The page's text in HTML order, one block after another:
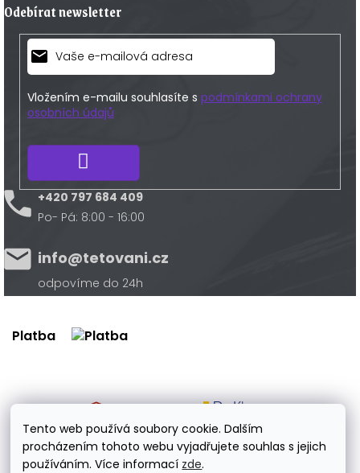
Tento web používá soubory cookie. Dalším
procházením tohoto webu vyjadřujete souhlas s jejich
používáním. Více informací zde.
Odebírat newsletter
Vložením e-mailu souhlasíte s podmínkami ochrany
osobních údajů
se
+420 797 684 409
Po- Pá: 8:00 - 16:00
info@tetovani.cz
odpovíme do 24h
Platba
Doprava